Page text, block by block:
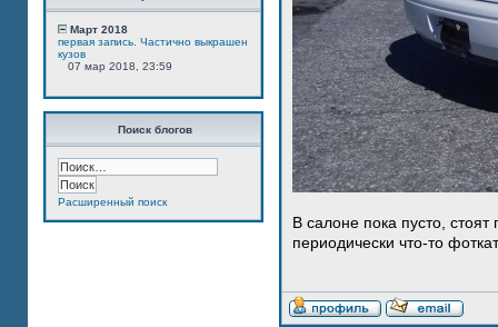
Март 2018
первая запись. Частично выкрашен
кузов
07 мар 2018, 23:59
Поиск блогов
Расширенный поиск
В салоне пока пусто,
периодически что-то